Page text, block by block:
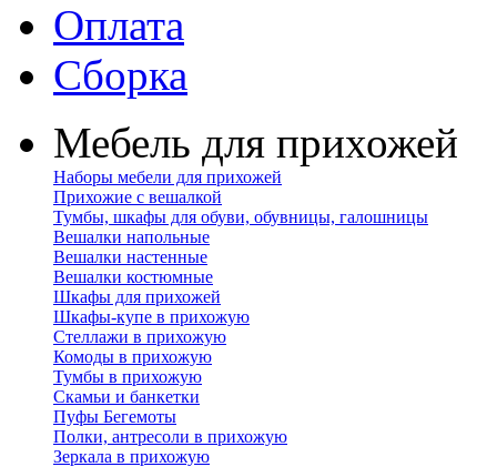
Оплата
Сборка
Мебель для прихожей
Наборы мебели для прихожей
Прихожие с вешалкой
Тумбы, шкафы для обуви, обувницы, галошницы
Вешалки напольные
Вешалки настенные
Вешалки костюмные
Шкафы для прихожей
Шкафы-купе в прихожую
Стеллажи в прихожую
Комоды в прихожую
Тумбы в прихожую
Скамьи и банкетки
Пуфы Бегемоты
Полки, антресоли в прихожую
Зеркала в прихожую